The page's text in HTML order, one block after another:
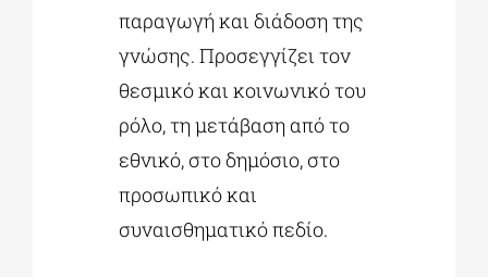
παραγωγή και διάδοση της
γνώσης. Προσεγγίζει τον
θεσμικό και κοινωνικό του
ρόλο, τη μετάβαση από το
εθνικό, στο δημόσιο, στο
προσωπικό και
συναισθηματικό πεδίο.